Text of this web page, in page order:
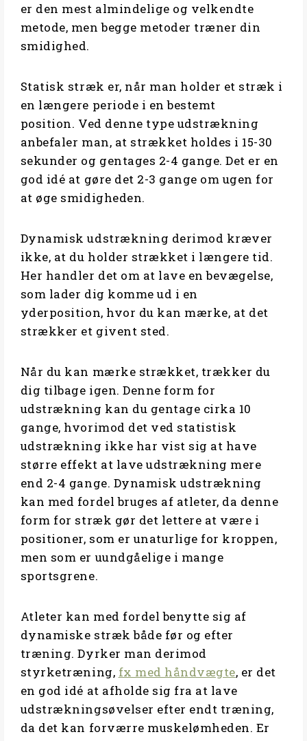
er den mest almindelige og velkendte
metode, men begge metoder træner din
smidighed.
Statisk stræk er, når man holder et stræk i
en længere periode i en bestemt
position. Ved denne type udstrækning
anbefaler man, at strækket holdes i 15-30
sekunder og gentages 2-4 gange. Det er en
god idé at gøre det 2-3 gange om ugen for
at øge smidigheden.
Dynamisk udstrækning derimod kræver
ikke, at du holder strækket i længere tid.
Her handler det om at lave en bevægelse,
som lader dig komme ud i en
yderposition, hvor du kan mærke, at det
strækker et givent sted.
Når du kan mærke strækket, trækker du
dig tilbage igen. Denne form for
udstrækning kan du gentage cirka 10
gange, hvorimod det ved statistisk
udstrækning ikke har vist sig at have
større effekt at lave udstrækning mere
end 2-4 gange. Dynamisk udstrækning
kan med fordel bruges af atleter, da denne
form for stræk gør det lettere at være i
positioner, som er unaturlige for kroppen,
men som er uundgåelige i mange
sportsgrene.
Atleter kan med fordel benytte sig af
dynamiske stræk både før og efter
træning. Dyrker man derimod
styrketræning, fx med håndvægte, er det
en god idé at afholde sig fra at lave
udstrækningsøvelser efter endt træning,
da det kan forværre muskelømheden. Er